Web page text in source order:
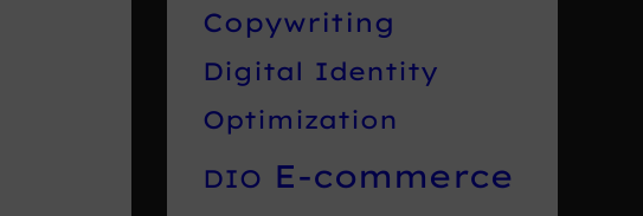
Copywriting
Digital Identity
Optimization
DIO E-commerce